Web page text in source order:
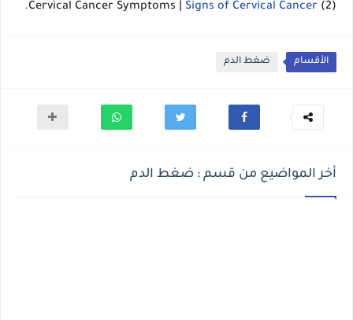
(2) Cervical Cancer Symptoms |
Signs of Cervical Cancer.
الأقسام ضغط الدم
أخر المواضيع من قسم : ضغط الدم